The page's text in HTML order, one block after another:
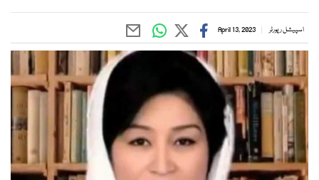
اسپیشل رپورٹر April 13, 2023